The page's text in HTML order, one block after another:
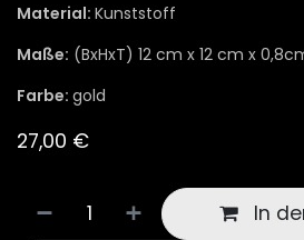
Material: Kunststoff
Maße: (BxHxT) 12 cm x 12 cm x
Farbe: gold
27,00 €
In